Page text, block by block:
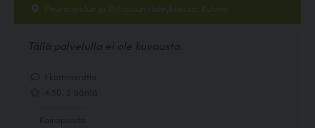
Peuranpolun ja Piilopoun risteyksessä, Kuhmo
Tällä palvelulla ei ole kuvausta.